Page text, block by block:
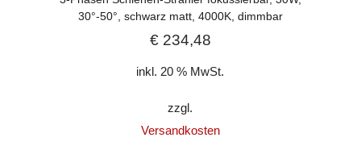
30°-50°, schwarz matt, 4000K, dimmbar
€234,48
inkl. 20 % MwSt.
zzgl.
Versandkosten